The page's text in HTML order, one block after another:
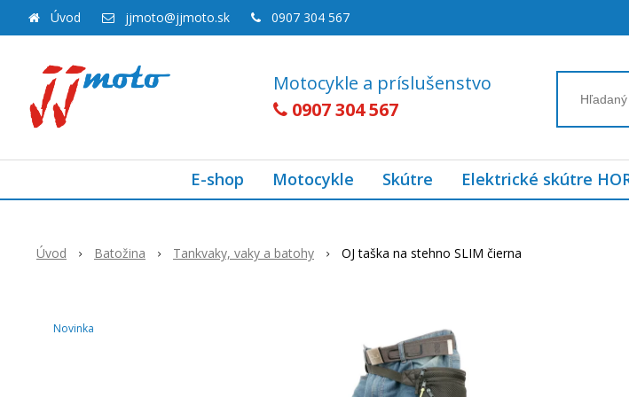
Motocykle a príslušenstvo
0907 304 567
Úvod jjmoto@jjmoto.sk 0907 304 567
E-shop Motocykle Skútre Elektrické skútre
Úvod Batožina Tankvaky, vaky a batohy OJ taška na stehno SLIM čierna
Novinka